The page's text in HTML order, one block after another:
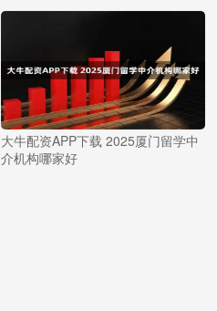
大牛配资APP下载 2025厦门留学中
介机构哪家好